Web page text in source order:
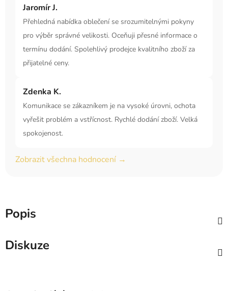
Jaromír J.
Přehledná nabídka oblečení se srozumitelnými pokyny
pro výběr správné velikosti. Oceňuji přesné informace o
termínu dodání. Spolehlivý prodejce kvalitního zboží za
přijatelné ceny.
Zdenka K.
Komunikace se zákazníkem je na vysoké úrovni, ochota
vyřešit problém a vstřícnost. Rychlé dodání zboží. Velká
spokojenost.
Zobrazit všechna hodnocení →
Popis
Diskuze